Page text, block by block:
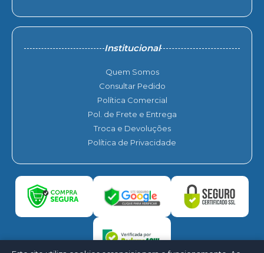
Institucional
Quem Somos
Consultar Pedido
Política Comercial
Pol. de Frete e Entrega
Troca e Devoluções
Política de Privacidade